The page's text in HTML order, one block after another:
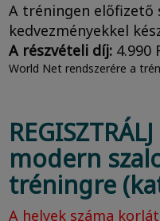
A tréningen előfizető
kedvezményekkel
A részvételi díj: 4.990
World Net rendszerére a
modern
tréningre
A helyek száma